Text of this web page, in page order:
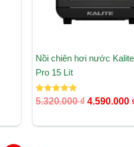
Nồi chiên hơi nước
Pro 15 Lít
Được xếp
hạng
5.320.000₫ 4.590.000